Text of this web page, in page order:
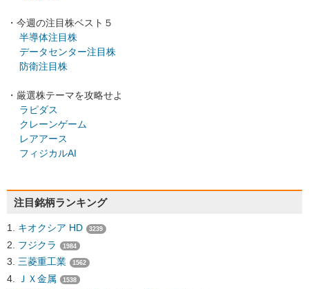
・今週の注目株ベスト５
半導体注目株
データセンター注目株
防衛注目株
・厳選株テーマを攻略せよ
ラピダス
クレーンゲーム
レアアース
フィジカルAI
注目銘柄ランキング
キオクシア HD 3239
フジクラ 1984
三菱重工業 1562
ＪＸ金属 1538